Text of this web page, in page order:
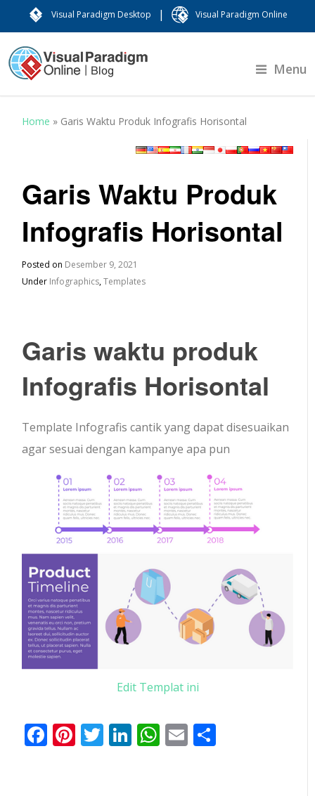
Visual Paradigm Desktop | Visual Paradigm Online
Menu
Home » Garis Waktu Produk Infografis Horisontal
Garis Waktu Produk
Infografis Horisontal
Posted on Desember 9, 2021
Under Infographics,Templates
Garis waktu produk
Infografis Horisontal
Template Infografis cantik yang dapat disesuaikan
agar sesuai dengan kampanye apa pun
Edit Templat ini
Facebook
Pinterest
Twitter
LinkedIn
WhatsApp
Email